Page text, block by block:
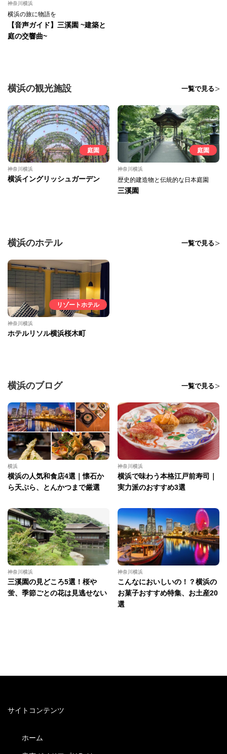
神奈川横浜
横浜の旅に物語を
【音声ガイド】三溪園 ~建築と
庭の交響曲~
横浜の観光施設 一覧で見る
庭園
神奈川横浜
横浜イングリッシュガーデン
庭園
神奈川横浜
歴史的建造物と伝統的な日本庭園
三溪園
横浜のホテル 一覧で見る
リゾートホテル
神奈川横浜
ホテルリソル横浜桜木町
横浜のブログ 一覧で見る
横浜
横浜の人気和食店4選｜懐石か
ら天ぷら、とんかつまで厳選
神奈川横浜
横浜で味わう本格江戸前寿司｜
実力派のおすすめ3選
神奈川横浜
三溪園の見どころ5選！桜や
蛍、季節ごとの花は見逃せない
神奈川横浜
こんなにおいしいの！？横浜の
お菓子おすすめ特集、お土産20
選
サイトコンテンツ
ホーム